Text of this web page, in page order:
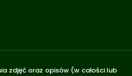
zdjęć oraz opisów (w całości lub